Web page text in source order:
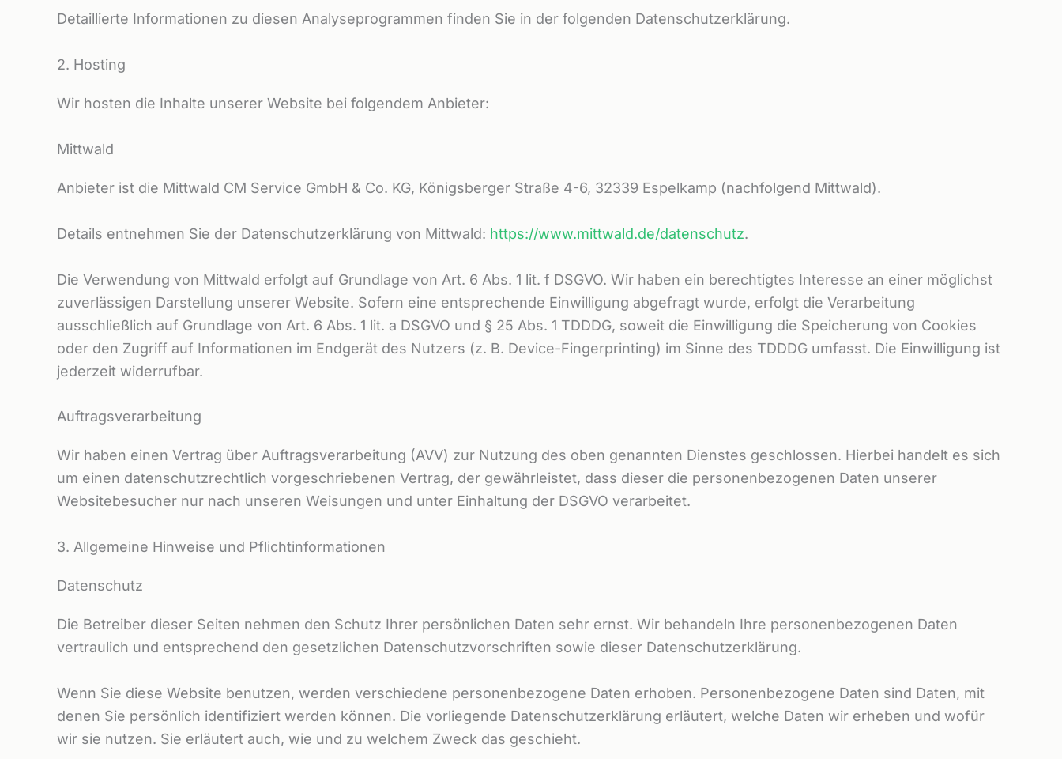
Detaillierte Informationen zu diesen Analyseprogrammen finden Sie in der folgenden Datenschutzerklärung.
2. Hosting
Wir hosten die Inhalte unserer Website bei folgendem Anbieter:
Mittwald
Anbieter ist die Mittwald CM Service GmbH & Co. KG, Königsberger Straße 4-6, 32339 Espelkamp (nachfolgend Mittwald).
Details entnehmen Sie der Datenschutzerklärung von Mittwald: https://www.mittwald.de/datenschutz.
Die Verwendung von Mittwald erfolgt auf Grundlage von Art. 6 Abs. 1 lit. f DSGVO. Wir haben ein berechtigtes Interesse an einer möglichst
zuverlässigen Darstellung unserer Website. Sofern eine entsprechende Einwilligung abgefragt wurde, erfolgt die Verarbeitung
ausschließlich auf Grundlage von Art. 6 Abs. 1 lit. a DSGVO und § 25 Abs. 1 TDDDG, soweit die Einwilligung die Speicherung von Cookies
oder den Zugriff auf Informationen im Endgerät des Nutzers (z. B. Device-Fingerprinting) im Sinne des TDDDG umfasst. Die Einwilligung ist
jederzeit widerrufbar.
Auftragsverarbeitung
Wir haben einen Vertrag über Auftragsverarbeitung (AVV) zur Nutzung des oben genannten Dienstes geschlossen. Hierbei handelt es sich
um einen datenschutzrechtlich vorgeschriebenen Vertrag, der gewährleistet, dass dieser die personenbezogenen Daten unserer
Websitebesucher nur nach unseren Weisungen und unter Einhaltung der DSGVO verarbeitet.
3. Allgemeine Hinweise und Pflicht­informationen
Datenschutz
Die Betreiber dieser Seiten nehmen den Schutz Ihrer persönlichen Daten sehr ernst. Wir behandeln Ihre personenbezogenen Daten
vertraulich und entsprechend den gesetzlichen Datenschutzvorschriften sowie dieser Datenschutzerklärung.
Wenn Sie diese Website benutzen, werden verschiedene personenbezogene Daten erhoben. Personenbezogene Daten sind Daten, mit
denen Sie persönlich identifiziert werden können. Die vorliegende Datenschutzerklärung erläutert, welche Daten wir erheben und wofür
wir sie nutzen. Sie erläutert auch, wie und zu welchem Zweck das geschieht.